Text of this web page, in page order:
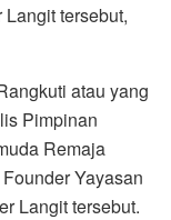
tersebut,
atau yang
Pimpinan
Remaja
Yayasan
Langit tersebut.